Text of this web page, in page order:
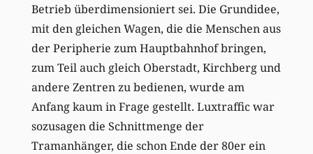
Betrieb überdimensioniert sei. Die Grundidee,
mit den gleichen Wagen, die die Menschen aus
der Peripherie zum Hauptbahnhof bringen,
zum Teil auch gleich Oberstadt, Kirchberg und
andere Zentren zu bedienen, wurde am
Anfang kaum in Frage gestellt. Luxtraffic war
sozusagen die Schnittmenge der
Tramanhänger, die schon Ende der 80er ein